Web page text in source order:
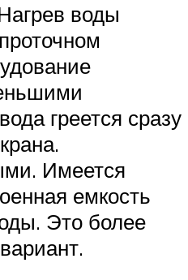
воды
греется сразу
Имеется
емкость
Это более